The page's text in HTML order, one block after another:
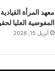
معهد المرأة
المفوضية العليا
أبريل 15, 2026